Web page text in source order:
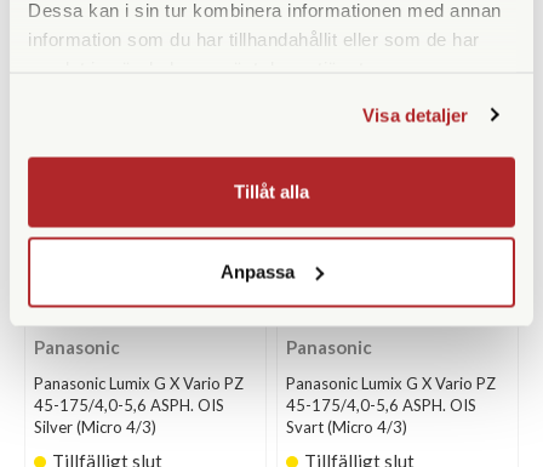
Dessa kan i sin tur kombinera informationen med annan
information som du har tillhandahållit eller som de har
Visa detaljer
Tillåt alla
Anpassa
4.990 SEK
LÄS MER
KÖP
5.280 SEK
LÄS MER
KÖP
Panasonic
Panasonic Lumix G X Vario PZ
45-175/4,0-5,6 ASPH. OIS
Silver (Micro 4/3)
Tillfälligt slut
Panasonic
Panasonic Lumix G X Vario PZ
45-175/4,0-5,6 ASPH. OIS
Svart (Micro 4/3)
Tillfälligt slut